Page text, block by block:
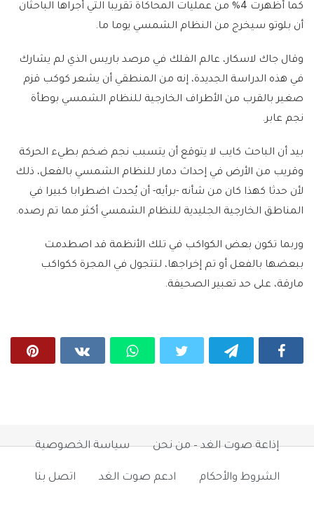
كما أظهرت 4% من عمليات المحاكاة تقريبا التي أجراها الباحثان
أن بلوتو سيخرج من النظام الشمسي يوما ما.
وقال جاك لاسكار، عالم الفلك في مرصد باريس الذي لم يشارك
في هذه الدراسة الجديدة، إنه من المنطقي أن يشعر كوكب قزم
صغير بالقرب من الأطراف الخارجية للنظام الشمسي بوطأة
نجم عابر.
بيد أن الباحث كايب لا يتوقع أن يتسبب نجم ضخم بطيء الحركة
وقريب من الأرض في إحداث دمار للنظام الشمسي بالفعل، ذلك
لأن حدثا كهذا كان من شأنه -برأيه- أن يُحدث اضطرابا كبيرا في
المناطق الخارجية الجليدية للنظام الشمسي أكثر مما تم رصده.
وربما تكون بعض الكواكب في تلك الأنظمة قد اصطدمت
ببعضها بالفعل أو تم إخراجها، لتتجول في المجرة ككواكب
مارقة، على حد تعبير الصحيفة.
إذاعة صوت الغد – من نحن سياسة الخصوصية
الشروط والأحكام ادعم صوت الغد اتصل بنا